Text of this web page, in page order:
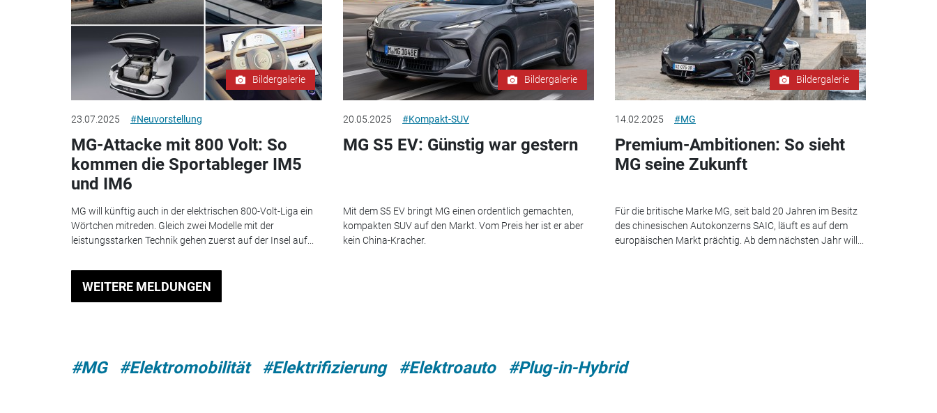
Bildergalerie
23.07.2025 #Neuvorstellung
MG-Attacke mit 800 Volt: So
kommen die Sportableger IM5
und IM6
MG will künftig auch in der elektrischen 800-Volt-Liga ein
Wörtchen mitreden. Gleich zwei Modelle mit der
leistungsstarken Technik gehen zuerst auf der Insel auf...
Bildergalerie
20.05.2025 #Kompakt-SUV
MG S5 EV: Günstig war gestern
Mit dem S5 EV bringt MG einen ordentlich gemachten,
kompakten SUV auf den Markt. Vom Preis her ist er aber
kein China-Kracher.
Bildergalerie
14.02.2025 #MG
Premium-Ambitionen: So sieht
MG seine Zukunft
Für die britische Marke MG, seit bald 20 Jahren im Besitz
des chinesischen Autokonzerns SAIC, läuft es auf dem
europäischen Markt prächtig. Ab dem nächsten Jahr will...
WEITERE MELDUNGEN
#MG #Elektromobilität #Elektrifizierung #Elektroauto #Plug-in-Hybrid